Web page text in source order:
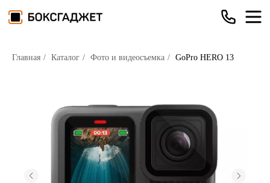
Главная / Каталог / Фото и видеосъемка / GoPro HERO 13